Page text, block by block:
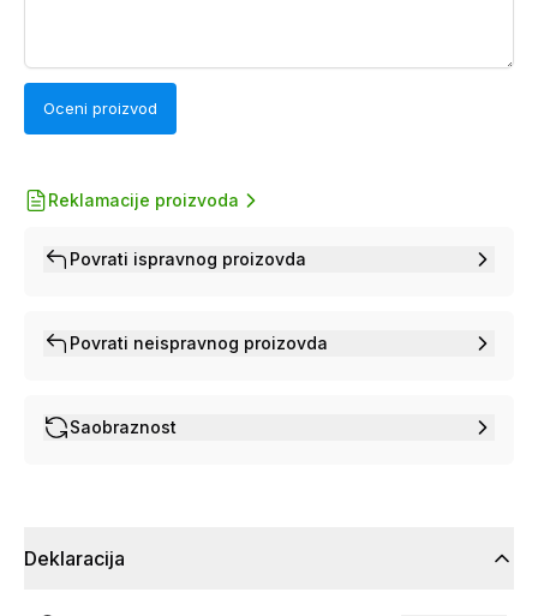
Oceni proizvod
Reklamacije proizvoda
Povrati ispravnog proizovda
Povrati neispravnog proizovda
Saobraznost
Deklaracija